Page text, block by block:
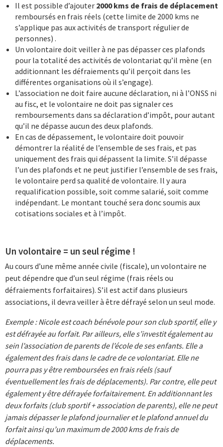
Il est possible d’ajouter 2000 kms de frais de déplacement
remboursés en frais réels (cette limite de 2000 kms ne
s’applique pas aux activités de transport régulier de
personnes) .
Un volontaire doit veiller à ne pas dépasser ces plafonds
pour la totalité des activités de volontariat qu’il mène (en
additionnant les défraiements qu’il perçoit dans les
différentes organisations où il s’engage).
L’association ne doit faire aucune déclaration, ni à l’ONSS ni
au fisc, et le volontaire ne doit pas signaler ces
remboursements dans sa déclaration d’impôt, pour autant
qu’il ne dépasse aucun des deux plafonds.
En cas de dépassement, le volontaire doit pouvoir
démontrer la réalité de l’ensemble de ses frais, et pas
uniquement des frais qui dépassent la limite. S’il dépasse
l’un des plafonds et ne peut justifier l’ensemble de ses frais,
le volontaire perd sa qualité de volontaire. Il y aura
requalification possible, soit comme salarié, soit comme
indépendant. Le montant touché sera donc soumis aux
cotisations sociales et à l’impôt.
Un volontaire = un seul régime !
Au cours d’une même année civile (fiscale), un volontaire ne
peut dépendre que d’un seul régime (frais réels ou
défraiements forfaitaires). S’il est actif dans plusieurs
associations, il devra veiller à être défrayé selon un seul mode.
Exemple : Nicole est coach bénévole pour son club sportif, elle y
est défrayée au forfait. Par ailleurs, elle s’investit également au
sein l’association de parents de l’école de ses enfants. Elle a
également des frais dans le cadre de ce volontariat. Elle ne
pourra pas y être remboursées en frais réels (sauf
éventuellement les frais de déplacements). Par contre, elle peut
également y être défrayée forfaitairement. En additionnant les
deux forfaits (club sportif + association de parents), elle ne peut
jamais dépasser le plafond journalier et le plafond annuel du
forfait ainsi qu’un maximum de 2000 kms de frais de
déplacements.